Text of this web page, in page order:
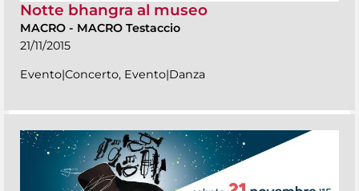
Notte bhangra al museo
MACRO - MACRO Testaccio
21/11/2015
Evento|Concerto, Evento|Danza